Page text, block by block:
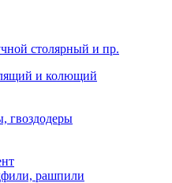
столярный и пр.
и колющий
гвоздодеры
рашпили